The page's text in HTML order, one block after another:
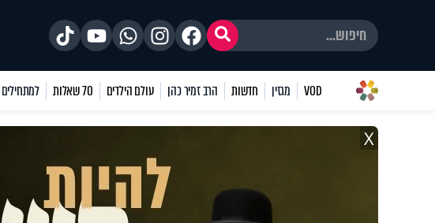
VOD מגזין חדשות הרב זמיר כהן עולם הילדים 70 שאלות למתחילים
X